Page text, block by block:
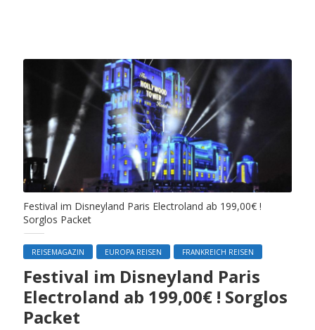
Festival im Disneyland Paris Electroland ab 199,00€ !
Sorglos Packet
REISEMAGAZIN EUROPA REISEN FRANKREICH REISEN
Festival im Disneyland Paris
Electroland ab 199,00€ ! Sorglos
Packet